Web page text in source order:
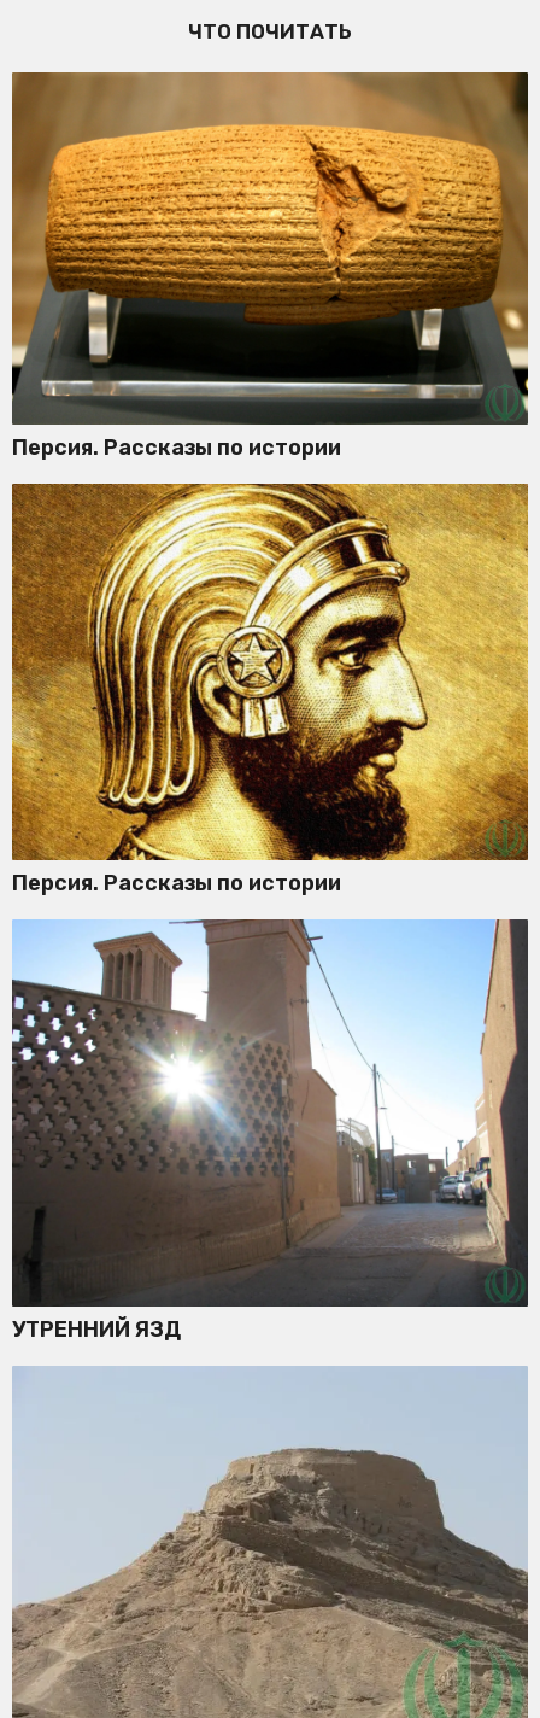
ЧТО ПОЧИТАТЬ
Персия. Рассказы по истории
Персия. Рассказы по истории
УТРЕННИЙ ЯЗД